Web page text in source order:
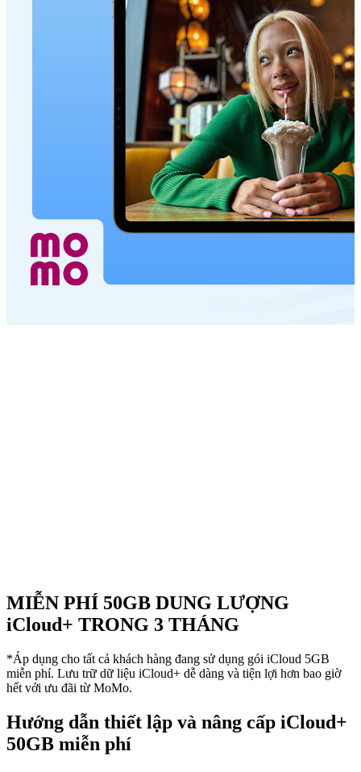
MIỄN PHÍ 50GB DUNG LƯỢNG
iCloud+ TRONG 3 THÁNG
*Áp dụng cho tất cả khách hàng đang sử dụng gói iCloud 5GB
miễn phí. Lưu trữ dữ liệu iCloud+ dễ dàng và tiện lợi hơn bao giờ
hết với ưu đãi từ MoMo.
Hướng dẫn thiết lập và nâng cấp iCloud+
50GB miễn phí